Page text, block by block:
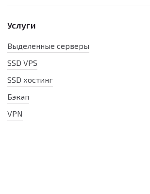
Услуги
Выделенные серверы
SSD VPS
SSD хостинг
Бэкап
VPN